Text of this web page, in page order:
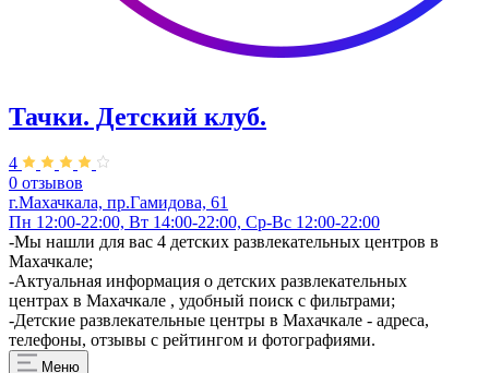
Тачки. Детский клуб.
4
0 отзывов
г.Махачкала, пр.Гамидова, 61
Пн 12:00-22:00, Вт 14:00-22:00, Ср-Вс 12:00-22:00
-Мы нашли для вас 4 детских развлекательных центров в
Махачкале;
-Актуальная информация о детских развлекательных
центрах в Махачкале , удобный поиск с фильтрами;
-Детские развлекательные центры в Махачкале - адреса,
телефоны, отзывы с рейтингом и фотографиями.
Меню